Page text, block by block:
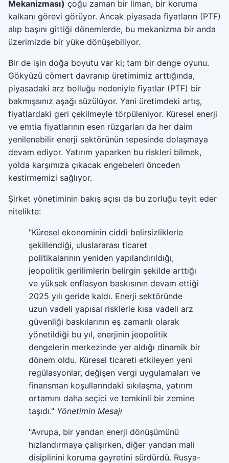
Mekanizması) çoğu zaman bir liman, bir koruma
kalkanı görevi görüyor. Ancak piyasada fiyatların (PTF)
alıp başını gittiği dönemlerde, bu mekanizma bir anda
üzerimizde bir yüke dönüşebiliyor.
Bir de işin doğa boyutu var ki; tam bir denge oyunu.
Gökyüzü cömert davranıp üretimimiz arttığında,
piyasadaki arz bolluğu nedeniyle fiyatlar (PTF) bir
bakmışsınız aşağı süzülüyor. Yani üretimdeki artış,
fiyatlardaki geri çekilmeyle törpüleniyor. Küresel enerji
ve emtia fiyatlarının esen rüzgarları da her daim
yenilenebilir enerji sektörünün tepesinde dolaşmaya
devam ediyor. Yatırım yaparken bu riskleri bilmek,
yolda karşımıza çıkacak engebeleri önceden
kestirmemizi sağlıyor.
Şirket yönetiminin bakış açısı da bu zorluğu teyit eder
nitelikte:
"Küresel ekonominin ciddi belirsizliklerle
şekillendiği, uluslararası ticaret
politikalarının yeniden yapılandırıldığı,
jeopolitik gerilimlerin belirgin şekilde arttığı
ve yüksek enflasyon baskısının devam ettiği
2025 yılı geride kaldı. Enerji sektöründe
uzun vadeli yapısal risklerle kısa vadeli arz
güvenliği baskılarının eş zamanlı olarak
yönetildiği bu yıl, enerjinin jeopolitik
dengelerin merkezinde yer aldığı dinamik bir
dönem oldu. Küresel ticareti etkileyen yeni
regülasyonlar, değişen vergi uygulamaları ve
finansman koşullarındaki sıkılaşma, yatırım
ortamını daha seçici ve temkinli bir zemine
taşıdı." Yönetimin Mesajı
"Avrupa, bir yandan enerji dönüşümünü
hızlandırmaya çalışırken, diğer yandan mali
disiplinini koruma gayretini sürdürdü. Rusya-